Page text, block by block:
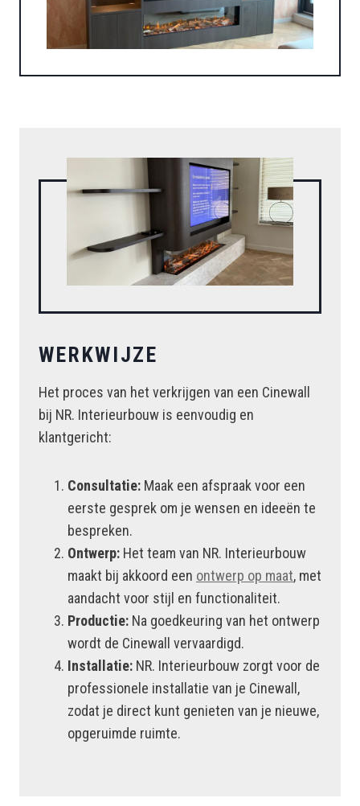
WERKWIJZE
Het proces van het verkrijgen van een Cinewall
bij NR. Interieurbouw is eenvoudig en
klantgericht:
Consultatie: Maak een afspraak voor een
eerste gesprek om je wensen en ideeën te
bespreken.
Ontwerp: Het team van NR. Interieurbouw
maakt bij akkoord een ontwerp op maat, met
aandacht voor stijl en functionaliteit.
Productie: Na goedkeuring van het ontwerp
wordt de Cinewall vervaardigd.
Installatie: NR. Interieurbouw zorgt voor de
professionele installatie van je Cinewall,
zodat je direct kunt genieten van je nieuwe,
opgeruimde ruimte.